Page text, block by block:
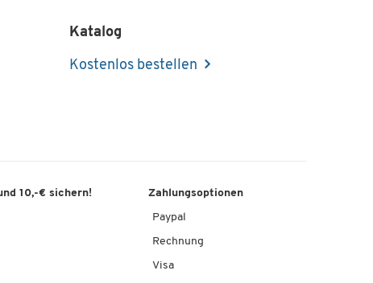
Katalog
Kostenlos bestellen
10,-€ sichern! Zahlungsoptionen
Paypal
Rechnung
Visa